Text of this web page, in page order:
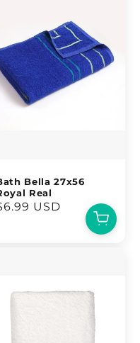
Bella 27x56
Real
USD